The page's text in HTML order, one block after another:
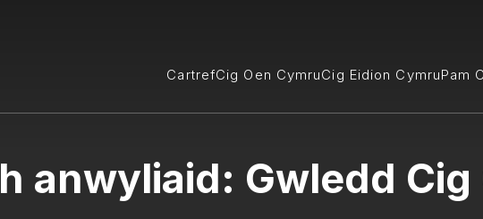
CartrefCig Oen CymruCig Eidion CymruPam
anwyliaid: Gwledd